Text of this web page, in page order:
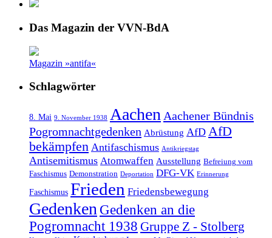
Das Magazin der VVN-BdA
Magazin »antifa«
Schlagwörter
8. Mai 9. November 1938 Aachen Aachener Bündnis
Pogromnachtgedenken Abrüstung AfD AfD
bekämpfen Antifaschismus Antikriegstag
Antisemitismus Atomwaffen Ausstellung Befreiung vom
Faschismus Demonstration Deportation DFG-VK Erinnerung
Faschismus Frieden Friedensbewegung
Gedenken Gedenken an die
Pogromnacht 1938 Gruppe Z - Stolberg